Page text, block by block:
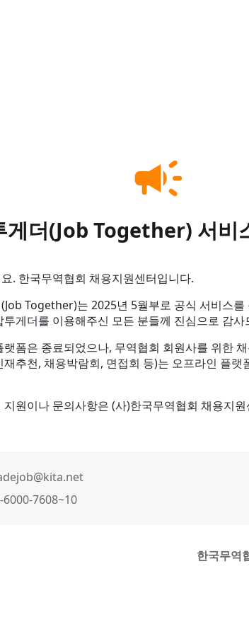
campaign
게더(Job Together) 서비
. 한국무역협회 채용지원센터입니다.
Together)는 2025년 5월부로 공식 서비스를
투게더를 이용해주신 모든 분들께 진심으로 감사
랫폼은 종료되었으나, 무역협회 회원사를 위한
재추천, 채용박람회, 면접회 등)는 오프라인 플랫
지원이나 문의사항은 (사)한국무역협회 채용지
6000-7608~10
한국무역